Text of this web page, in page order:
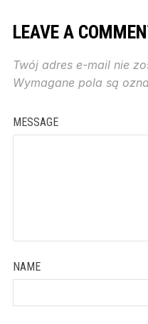
LEAVE A
Twój adres e-mail nie
Wymagane pola są
MESSAGE
NAME